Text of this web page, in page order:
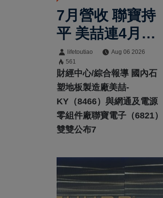
7月營收 聯寶持
平 美喆連4月成
長lifetoutiao
Aug 06 2026
561
財經中心/綜合報導 國內石
塑地板製造廠美喆-
KY（8466）與網通及電源
零組件廠聯寶電子（6821）
雙雙公布7